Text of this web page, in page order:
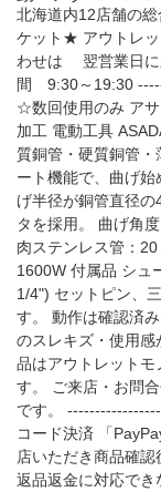
北海道内12店舗の
ケット★ アウトレ
わせは 翌営業日に
間 9:30～19:30
☆数回使用のみ ア
加工 電動工具
質銅管・硬質銅管・
ート機能で、曲げ
げ半径が銅管直径
タを採用。 曲げ
肉ステンレス管：
1600W 付属品 シュ
1/4") セットピン、
す。 動作は確認済
のスレキズ・使用
品はアウトレットモ
す。 ご来店・お問
です。
コード決済 「
店いただき商品確認
返品返金に対応でき